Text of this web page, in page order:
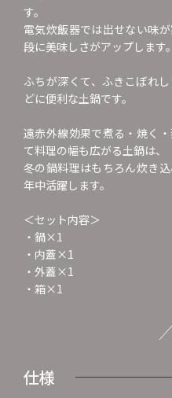
す。
電気炊飯器では出せない味
段に美味しさがアップします。
ふちが深くて、ふきこぼれ
どに便利な土鍋です。
遠赤外線効果で煮る・焼く
て料理の幅も広がる土鍋は、
冬の鍋料理はもちろん炊き
年中活躍します。
＜セット内容＞
・鍋×1
・内蓋×1
・外蓋×1
・箱×1
仕様